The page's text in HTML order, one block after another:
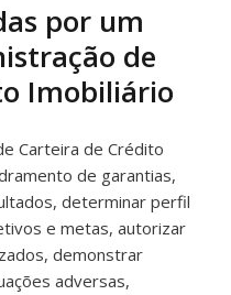
por um
de
Imobiliário
Carteira de Crédito
de garantias,
determinar perfil
e metas, autorizar
demonstrar
adversas,